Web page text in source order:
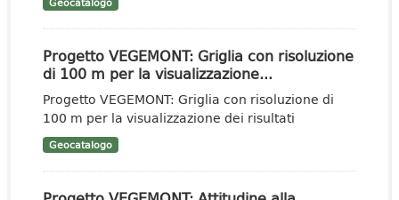
Progetto VEGEMONT: Griglia con risoluzione
di 100 m per la visualizzazione...
Progetto VEGEMONT: Griglia con risoluzione di
100 m per la visualizzazione dei risultati
Geocatalogo